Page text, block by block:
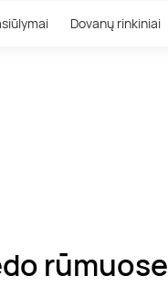
Dovanų rinkiniai
rūmuose